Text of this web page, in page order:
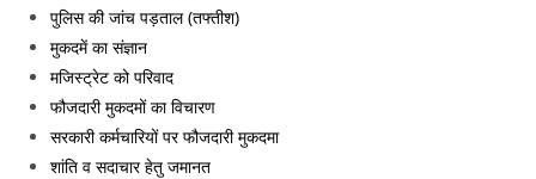
पुलिस की जांच पड़ताल (तफ्तीश)
मुकदमें का संज्ञान
मजिस्ट्रेट को परिवाद
फौजदारी मुकदमों का विचारण
सरकारी कर्मचारियों पर फौजदारी मुकदमा
शांति व सदाचार हेतु जमानत